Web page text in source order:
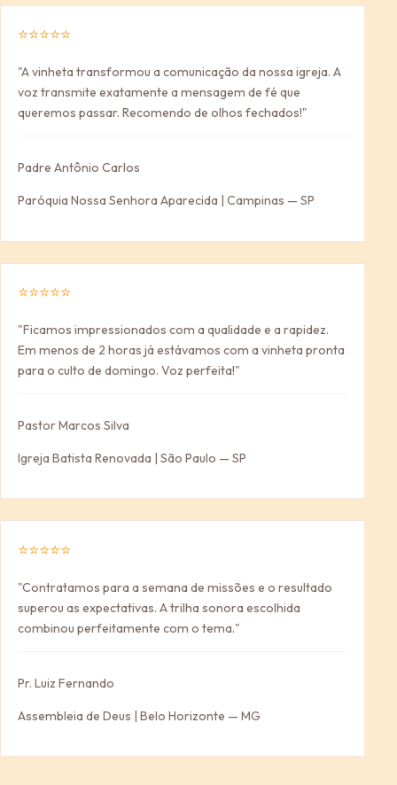
⭐⭐⭐⭐⭐
"A vinheta transformou a comunicação da nossa igreja. A
voz transmite exatamente a mensagem de fé que
queremos passar. Recomendo de olhos fechados!"
Padre Antônio Carlos
Paróquia Nossa Senhora Aparecida | Campinas — SP
⭐⭐⭐⭐⭐
"Ficamos impressionados com a qualidade e a rapidez.
Em menos de 2 horas já estávamos com a vinheta pronta
para o culto de domingo. Voz perfeita!"
Pastor Marcos Silva
Igreja Batista Renovada | São Paulo — SP
⭐⭐⭐⭐⭐
"Contratamos para a semana de missões e o resultado
superou as expectativas. A trilha sonora escolhida
combinou perfeitamente com o tema."
Pr. Luiz Fernando
Assembleia de Deus | Belo Horizonte — MG